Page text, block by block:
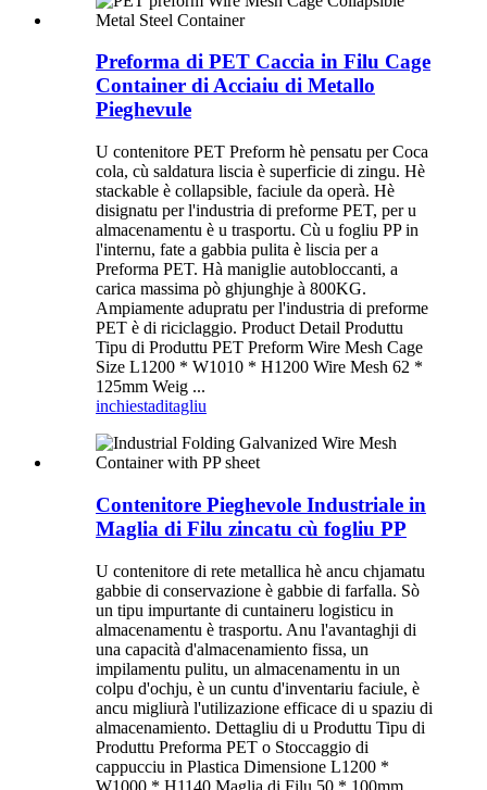
Preforma di PET Caccia in Filu Cage
Container di Acciaiu di Metallo
Pieghevule
U contenitore PET Preform hè pensatu per Coca
cola, cù saldatura liscia è superficie di zingu. Hè
stackable è collapsible, faciule da operà. Hè
disignatu per l'industria di preforme PET, per u
almacenamentu è u trasportu. Cù u fogliu PP in
l'internu, fate a gabbia pulita è liscia per a
Preforma PET. Hà maniglie autobloccanti, a
carica massima pò ghjunghje à 800KG.
Ampiamente adupratu per l'industria di preforme
PET è di riciclaggio. Product Detail Produttu
Tipu di Produttu PET Preform Wire Mesh Cage
Size L1200 * W1010 * H1200 Wire Mesh 62 *
125mm Weig ...
inchiestaditagliu
Contenitore Pieghevole Industriale in
Maglia di Filu zincatu cù fogliu PP
U contenitore di rete metallica hè ancu chjamatu
gabbie di conservazione è gabbie di farfalla. Sò
un tipu impurtante di cuntaineru logisticu in
almacenamentu è trasportu. Anu l'avantaghji di
una capacità d'almacenamiento fissa, un
impilamentu pulitu, un almacenamentu in un
colpu d'ochju, è un cuntu d'inventariu faciule, è
ancu migliurà l'utilizazione efficace di u spaziu di
almacenamiento. Dettagliu di u Produttu Tipu di
Produttu Preforma PET o Stoccaggio di
cappucciu in Plastica Dimensione L1200 *
W1000 * H1140 Maglia di Filu 50 * 100mm